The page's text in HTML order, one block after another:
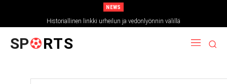
NEWS
Historiallinen linkki urheilun ja vedonlyönnin välillä
SP RTS